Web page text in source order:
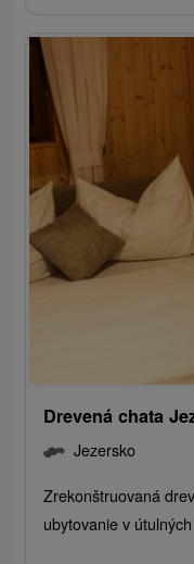
Drevená chata
Jezersko
Zrekonštruovaná
ubytovanie v